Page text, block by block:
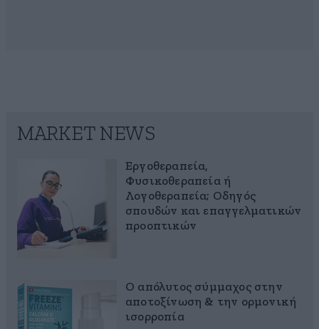
MARKET NEWS
Εργοθεραπεία,
Φυσικοθεραπεία ή
Λογοθεραπεία; Οδηγός
σπουδών και επαγγελματικών
προοπτικών
Ο απόλυτος σύμμαχος στην
αποτοξίνωση & την ορμονική
ισορροπία